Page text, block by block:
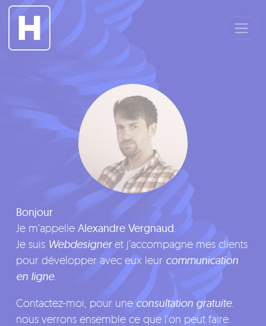
Bonjour
Je m’appelle Alexandre Vergnaud
Je suis Webdesigneret j’accompagne mes clients
pour développer avec eux leur communication
en ligne.
Contactez-moi, pour uneconsultation gratuite.
nous verrons ensemble ce que l’on peut faire.
Panneau de gestion des cookies